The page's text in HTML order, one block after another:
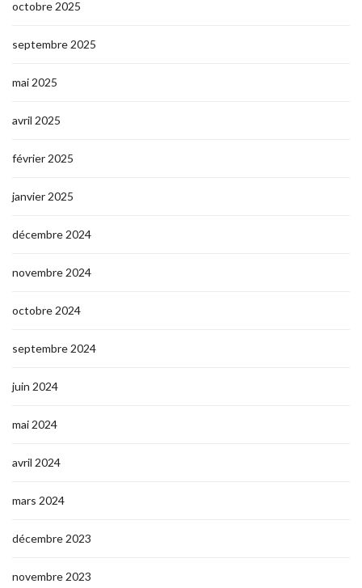
octobre 2025
septembre 2025
mai 2025
avril 2025
février 2025
janvier 2025
décembre 2024
novembre 2024
octobre 2024
septembre 2024
juin 2024
mai 2024
avril 2024
mars 2024
décembre 2023
novembre 2023